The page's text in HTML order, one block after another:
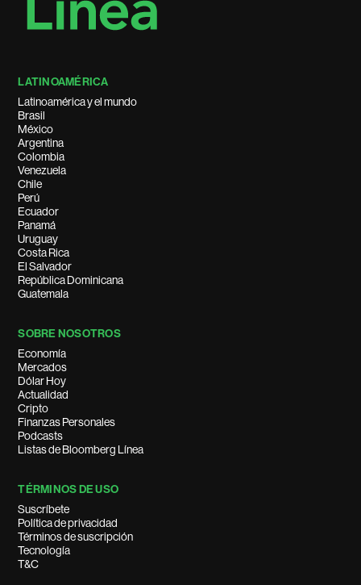
LATINOAMÉRICA
Latinoamérica y el mundo
Brasil
México
Argentina
Colombia
Venezuela
Chile
Perú
Ecuador
Panamá
Uruguay
Costa Rica
El Salvador
República Dominicana
Guatemala
SOBRE NOSOTROS
Economía
Mercados
Dólar Hoy
Actualidad
Cripto
Finanzas Personales
Podcasts
Listas de Bloomberg Línea
TÉRMINOS DE USO
Suscríbete
Política de privacidad
Términos de suscripción
Tecnología
T&C